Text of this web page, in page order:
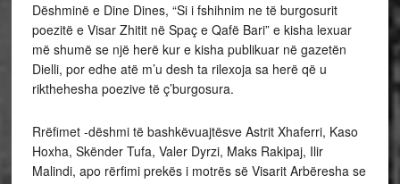
Dëshminë e Dine Dines, “Si i fshihnim ne të burgosurit
poezitë e Visar Zhitit në Spaç e Qafë Bari” e kisha lexuar
më shumë se një herë kur e kisha publikuar në gazetën
Dielli, por edhe atë m’u desh ta rilexoja sa herë që u
rikthehesha poezive të ç’burgosura.
Rrëfimet -dëshmi të bashkëvuajtësve Astrit Xhaferri, Kaso
Hoxha, Skënder Tufa, Valer Dyrzi, Maks Rakipaj, Ilir
Malindi, apo rërfimi prekës i motrës së Visarit Arbëresha se